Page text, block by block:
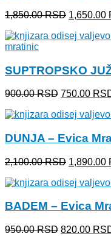
1,850.00RSD
je
1,650.00
SUPTROPSKO
900.00RSD Originalna
je
900.00
750.00
DUNJA – Evica
2,100.00RSD
je
2,100.00
1,890.00
BADEM – Evica
950.00RSD Originalna
820.00